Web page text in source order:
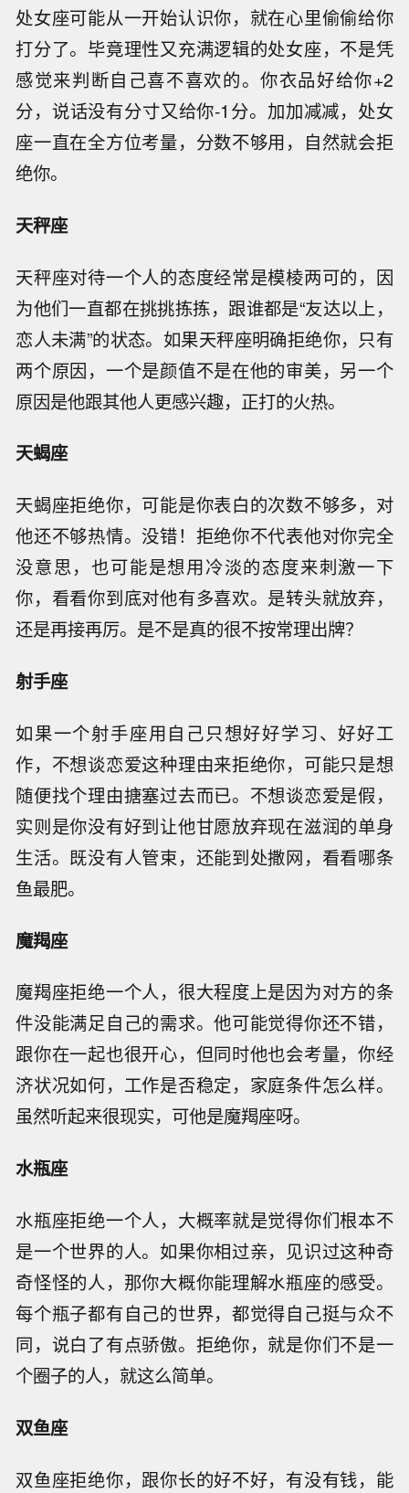
处女座可能从一开始认识你，就在心里偷偷给你
打分了。毕竟理性又充满逻辑的处女座，不是凭
感觉来判断自己喜不喜欢的。你衣品好给你+2
分，说话没有分寸又给你-1分。加加减减，处女
座一直在全方位考量，分数不够用，自然就会拒
绝你。
天秤座
天秤座对待一个人的态度经常是模棱两可的，因
为他们一直都在挑挑拣拣，跟谁都是“友达以上，
恋人未满”的状态。如果天秤座明确拒绝你，只有
两个原因，一个是颜值不是在他的审美，另一个
原因是他跟其他人更感兴趣，正打的火热。
天蝎座
天蝎座拒绝你，可能是你表白的次数不够多，对
他还不够热情。没错！拒绝你不代表他对你完全
没意思，也可能是想用冷淡的态度来刺激一下
你，看看你到底对他有多喜欢。是转头就放弃，
还是再接再厉。是不是真的很不按常理出牌？
射手座
如果一个射手座用自己只想好好学习、好好工
作，不想谈恋爱这种理由来拒绝你，可能只是想
随便找个理由搪塞过去而已。不想谈恋爱是假，
实则是你没有好到让他甘愿放弃现在滋润的单身
生活。既没有人管束，还能到处撒网，看看哪条
鱼最肥。
魔羯座
魔羯座拒绝一个人，很大程度上是因为对方的条
件没能满足自己的需求。他可能觉得你还不错，
跟你在一起也很开心，但同时他也会考量，你经
济状况如何，工作是否稳定，家庭条件怎么样。
虽然听起来很现实，可他是魔羯座呀。
水瓶座
水瓶座拒绝一个人，大概率就是觉得你们根本不
是一个世界的人。如果你相过亲，见识过这种奇
奇怪怪的人，那你大概你能理解水瓶座的感受。
每个瓶子都有自己的世界，都觉得自己挺与众不
同，说白了有点骄傲。拒绝你，就是你们不是一
个圈子的人，就这么简单。
双鱼座
双鱼座拒绝你，跟你长的好不好，有没有钱，能